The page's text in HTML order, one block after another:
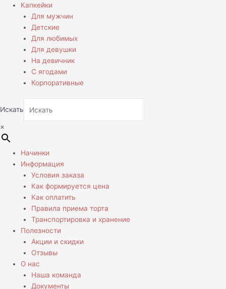
Капкейки
Для мужчин
Детские
Для любимых
Для девушки
На девичник
С ягодами
Корпоративные
Искать
×
Начинки
Информация
Условия заказа
Как формируется цена
Как оплатить
Правила приема торта
Транспортировка и хранение
Полезности
Акции и скидки
Отзывы
О нас
Наша команда
Документы